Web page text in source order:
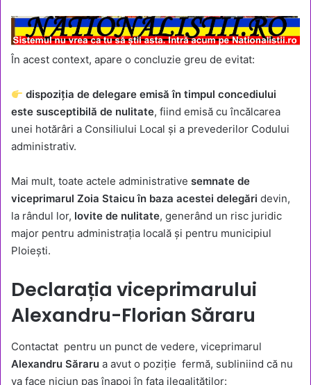
În acest context, apare o concluzie greu de evitat:
dispoziția de delegare emisă în timpul concediului
este susceptibilă de nulitate, fiind emisă cu încălcarea
unei hotărâri a Consiliului Local și a prevederilor Codului
administrativ.
Mai mult, toate actele administrative semnate de
viceprimarul Zoia Staicu în baza acestei delegări devin,
la rândul lor, lovite de nulitate, generând un risc juridic
major pentru administrația locală și pentru municipiul
Ploiești.
Declarația viceprimarului
Alexandru-Florian Săraru
Contactat pentru un punct de vedere, viceprimarul
Alexandru Săraru a avut o poziție fermă, subliniind că nu
va face niciun pas înapoi în fața ilegalităților: